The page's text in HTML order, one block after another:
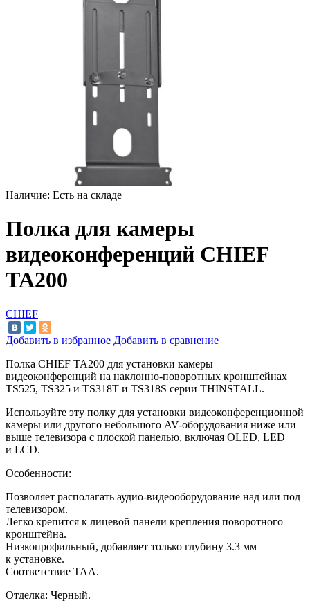
Наличие: Есть на складе
Полка для камеры
видеоконференций CHIEF
TA200
CHIEF
Добавить в избранное Добавить в сравнение
Полка CHIEF TA200 для установки камеры
видеоконференций на наклонно-поворотных кронштейнах
TS525, TS325 и TS318T и TS318S серии THINSTALL.
Используйте эту полку для установки видеоконференционной
камеры или другого небольшого AV-оборудования ниже или
выше телевизора с плоской панелью, включая OLED, LED
и LCD.
Особенности:
Позволяет располагать аудио-видеооборудование над или под
телевизором.
Легко крепится к лицевой панели крепления поворотного
кронштейна.
Низкопрофильный, добавляет только глубину 3.3 мм
к установке.
Соответствие TAA.
Отделка: Черный.